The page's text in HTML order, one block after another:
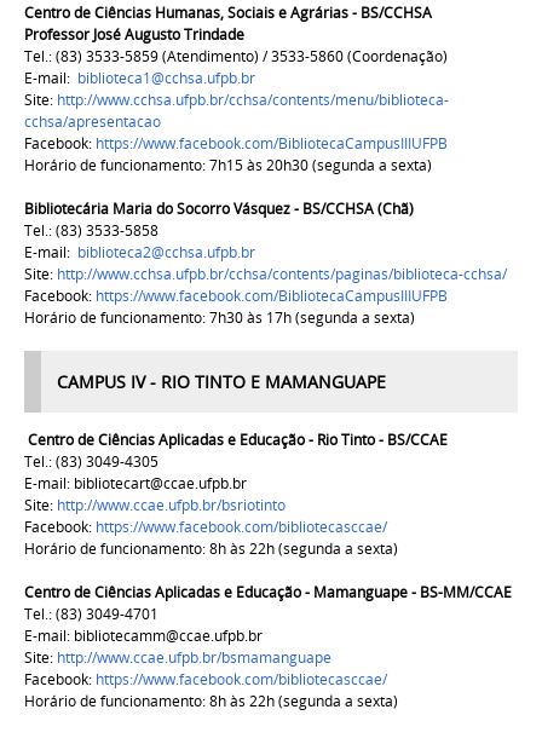
Centro de Ciências Humanas, Sociais e Agrárias - BS/CCHSA
Professor José Augusto Trindade
Tel.: (83) 3533-5859 (Atendimento) / 3533-5860 (Coordenação)
E-mail: biblioteca1@cchsa.ufpb.br
Site: http://www.cchsa.ufpb.br/cchsa/contents/menu/biblioteca-
cchsa/apresentacao
Facebook: https://www.facebook.com/BibliotecaCampusIIIUFPB
Horário de funcionamento: 7h15 às 20h30 (segunda a sexta)
Bibliotecária Maria do Socorro Vásquez - BS/CCHSA (Chã)
Tel.: (83) 3533-5858
E-mail: biblioteca2@cchsa.ufpb.br
Site: http://www.cchsa.ufpb.br/cchsa/contents/paginas/biblioteca-cchsa/
Facebook: https://www.facebook.com/BibliotecaCampusIIIUFPB
Horário de funcionamento: 7h30 às 17h (segunda a sexta)
CAMPUS IV - RIO TINTO E MAMANGUAPE
Centro de Ciências Aplicadas e Educação - Rio Tinto - BS/CCAE
Tel.: (83) 3049-4305
E-mail: bibliotecart@ccae.ufpb.br
Site: http://www.ccae.ufpb.br/bsriotinto
Facebook: https://www.facebook.com/bibliotecasccae/
Horário de funcionamento: 8h às 22h (segunda a sexta)
Centro de Ciências Aplicadas e Educação - Mamanguape - BS-MM/CCAE
Tel.: (83) 3049-4701
E-mail: bibliotecamm@ccae.ufpb.br
Site: http://www.ccae.ufpb.br/bsmamanguape
Facebook: https://www.facebook.com/bibliotecasccae/
Horário de funcionamento: 8h às 22h (segunda a sexta)